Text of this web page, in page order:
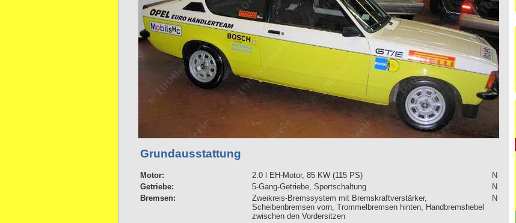
Grundausstattung
Motor: 2.0 l EH-Motor, 85 KW (115 PS)
N
Getriebe:
5-Gang-Getriebe, Sportschaltung
N
Bremsen:
Zweikreis-Bremssystem mit Bremskraftverstärker,
Scheibenbremsen vorn, Trommelbremsen hinten, Handbremshebel
zwischen den Vordersitzen
N